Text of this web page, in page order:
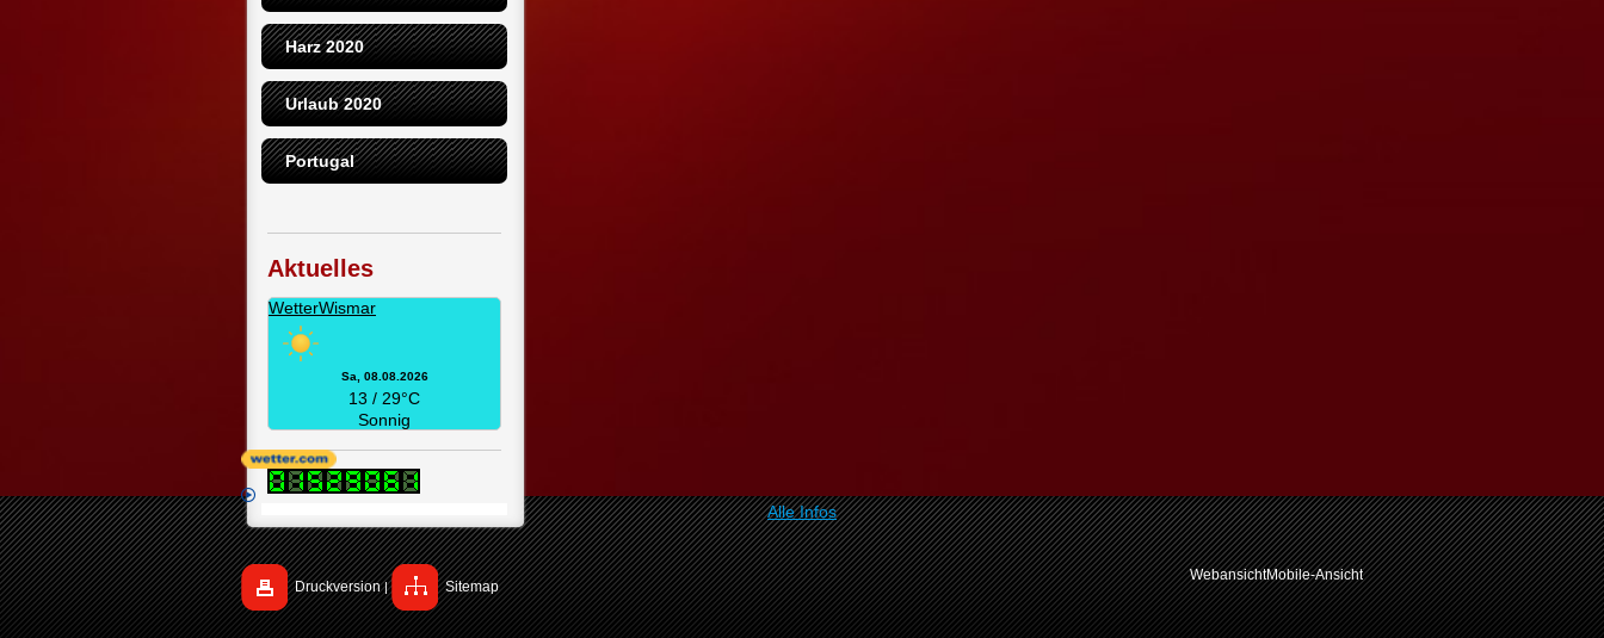
Harz 2020
Urlaub 2020
Portugal
Aktuelles
WetterWismar
Sa, 08.08.2026
13 / 29°C
Sonnig
Alle Infos
Druckversion | Sitemap
WebansichtMobile-Ansicht